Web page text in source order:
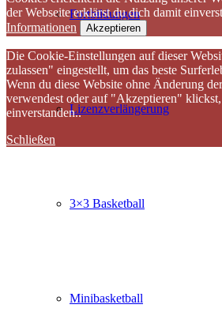
Fortbildungen
Lizenzverlängerung
3×3 Basketball
Minibasketball
der Webseite erklärst du dich damit
Informationen
Akzeptieren
Die Cookie-Einstellungen auf dieser
zulassen" eingestellt, um das beste
Wenn du diese Website ohne Änderung
verwendest oder auf "Akzeptieren"
einverstanden..
Schließen